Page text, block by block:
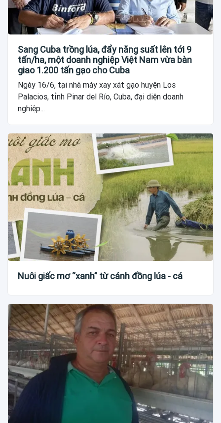
Sang Cuba trồng lúa, đẩy năng suất lên tới 9
tấn/ha, một doanh nghiệp Việt Nam vừa bàn
giao 1.200 tấn gạo cho Cuba
Ngày 16/6, tại nhà máy xay xát gạo huyện Los
Palacios, tỉnh Pinar del Río, Cuba, đại diện doanh
nghiệp...
Nuôi giấc mơ “xanh” từ cánh đồng lúa - cá